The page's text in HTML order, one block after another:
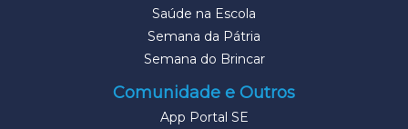
Saúde na Escola
Semana da Pátria
Semana do Brincar
Comunidade e Outros
App Portal SE